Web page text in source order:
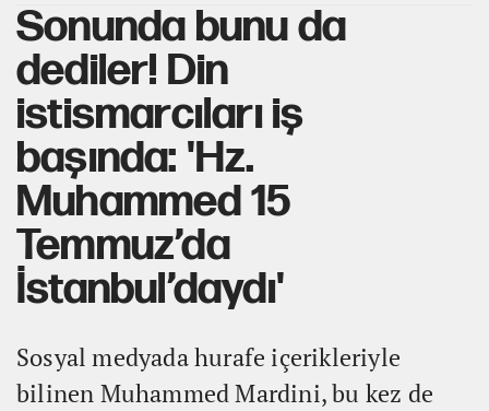
Sonunda bunu da
dediler! Din
istismarcıları iş
başında: 'Hz.
Muhammed 15
Temmuz’da
İstanbul’daydı'
Sosyal medyada hurafe içerikleriyle
bilinen Muhammed Mardini, bu kez de